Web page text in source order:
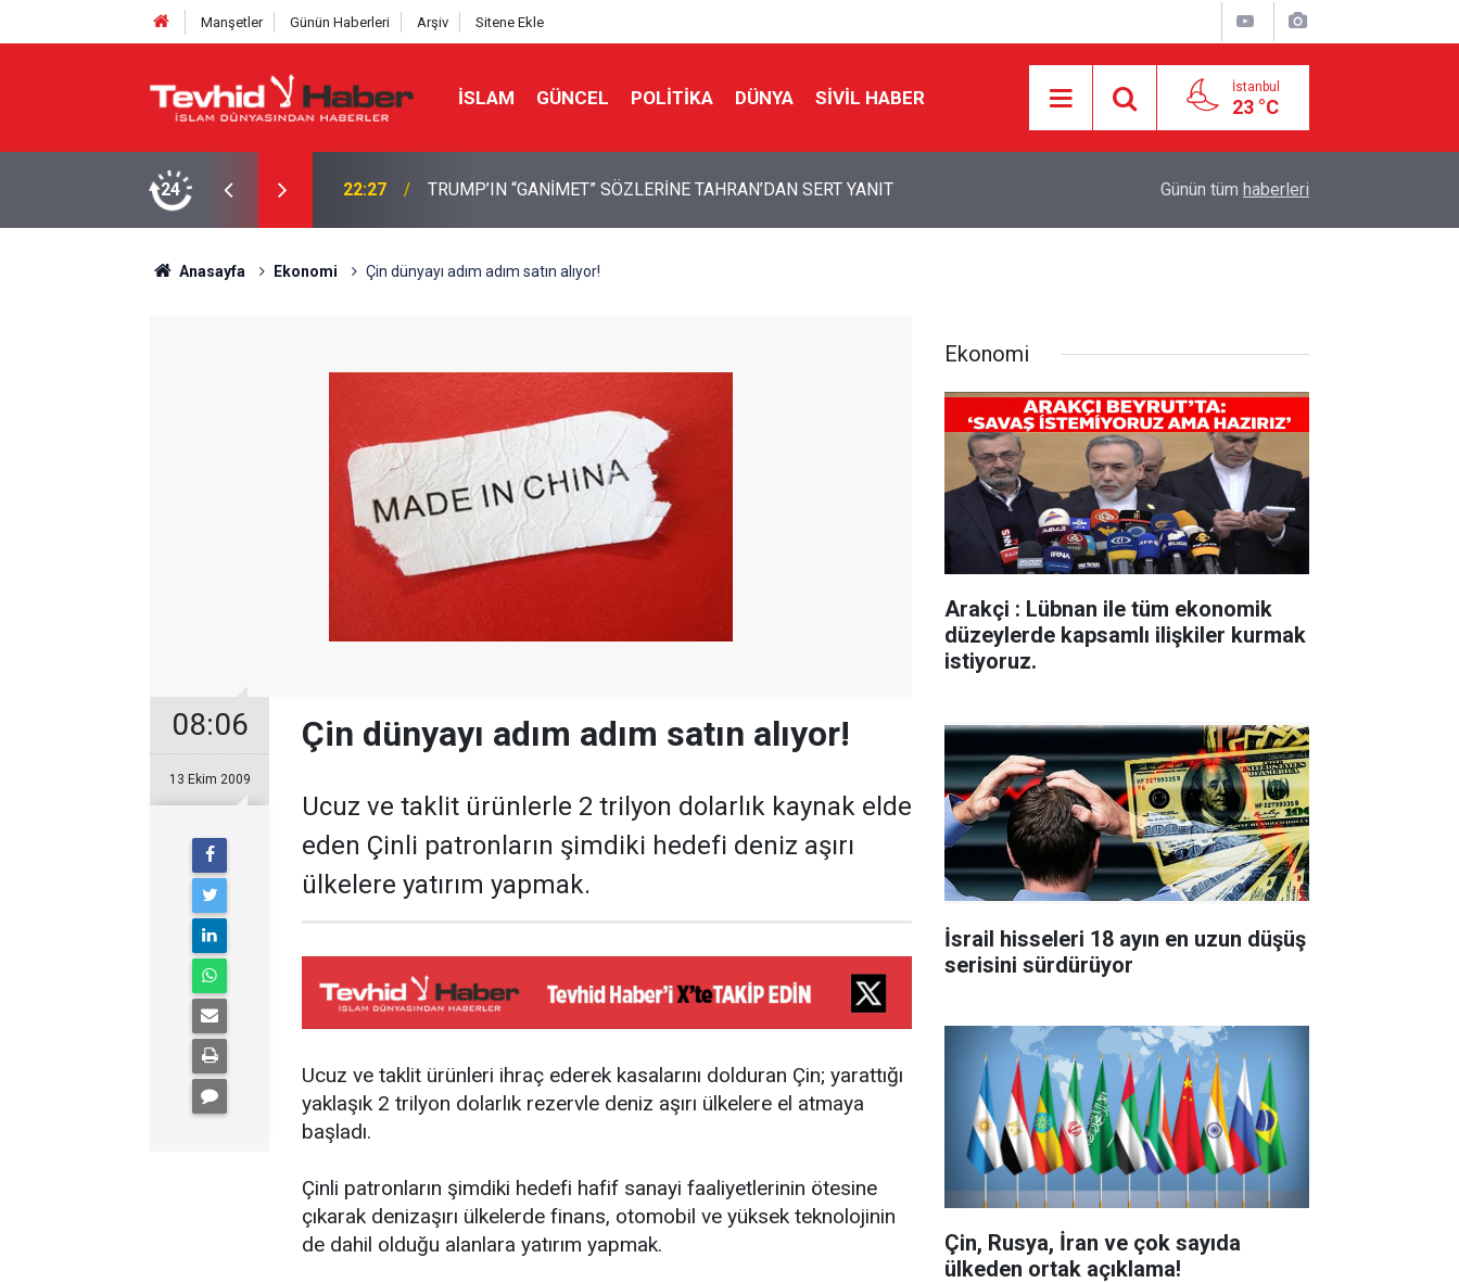
Manşetler Günün Haberleri Arşiv Sitene Ekle
İSLAM GÜNCEL POLITIKA DÜNYA SIVIL HABER İstanbul
23 °C
24
TAHRAN’DAN SERT YANIT 22:13 İbrahimî Bir Seda: Uluslararası Filistin Konvoyu İran ile Umman arasında Hürmüz'de genel
Günün tüm haberleri
Anasayfa Ekonomi Çin dünyayı adım adım satın alıyor!
08:06
13 Ekim 2009
Çin dünyayı adım adım satın alıyor!
Ucuz ve taklit ürünlerle 2 trilyon dolarlık kaynak elde
eden Çinli patronların şimdiki hedefi deniz aşırı
ülkelere yatırım yapmak.
Ucuz ve taklit ürünleri ihraç ederek kasalarını dolduran Çin; yarattığı
yaklaşık 2 trilyon dolarlık rezervle deniz aşırı ülkelere el atmaya
başladı.
Çinli patronların şimdiki hedefi hafif sanayi faaliyetlerinin ötesine
çıkarak denizaşırı ülkelerde finans, otomobil ve yüksek teknolojinin
de dahil olduğu alanlara yatırım yapmak.
Ekonomi
Arakçi : Lübnan ile tüm ekonomik
düzeylerde kapsamlı ilişkiler kurmak
istiyoruz.
İsrail hisseleri 18 ayın en uzun düşüş
serisini sürdürüyor
Çin, Rusya, İran ve çok sayıda
ülkeden ortak açıklama!